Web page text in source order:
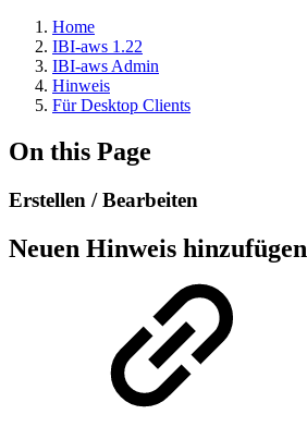
Home
IBI-aws 1.22
IBI-aws Admin
Hinweis
Für Desktop Clients
On this Page
Erstellen / Bearbeiten
Neuen Hinweis hinzufügen